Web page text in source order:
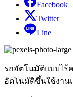
Facebook
Twitter
Line
รถอัตโนมัติแบบไร้
อัตโนมัติขึ้นใช้งาน